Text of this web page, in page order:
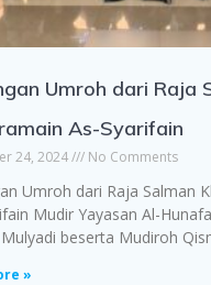
Umroh dari Raja
As-Syarifain
24, 2024 No Comments
Umroh dari Raja Salman
Mudir Yayasan Al-
beserta Mudiroh
»